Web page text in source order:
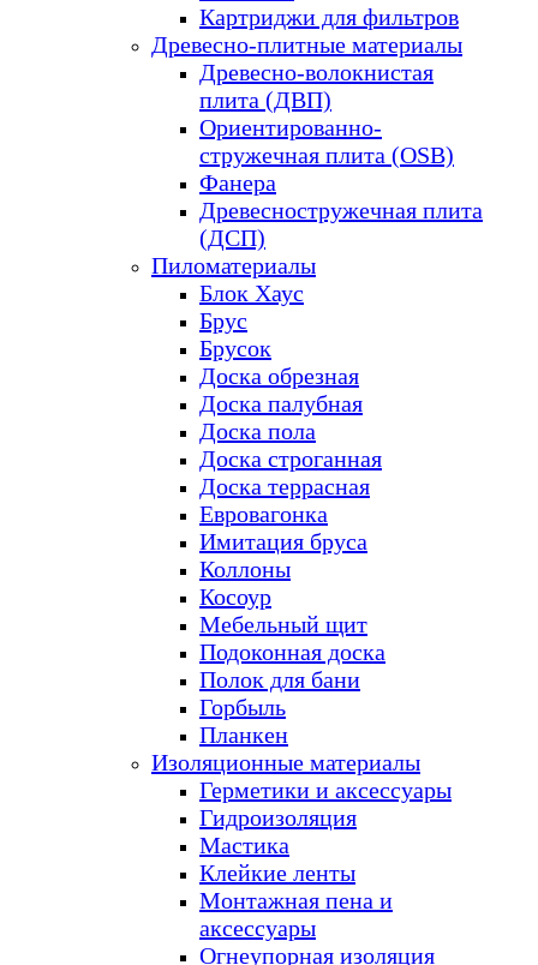
Картриджи для фильтров
Древесно-плитные материалы
Древесно-волокнистая
плита (ДВП)
Ориентированно-
стружечная плита (OSB)
Фанера
Древесностружечная плита
(ДСП)
Пиломатериалы
Блок Хаус
Брус
Брусок
Доска обрезная
Доска палубная
Доска пола
Доска строганная
Доска террасная
Евровагонка
Имитация бруса
Коллоны
Косоур
Мебельный щит
Подоконная доска
Полок для бани
Горбыль
Планкен
Изоляционные материалы
Герметики и аксессуары
Гидроизоляция
Мастика
Клейкие ленты
Монтажная пена и
аксессуары
Огнеупорная изоляция